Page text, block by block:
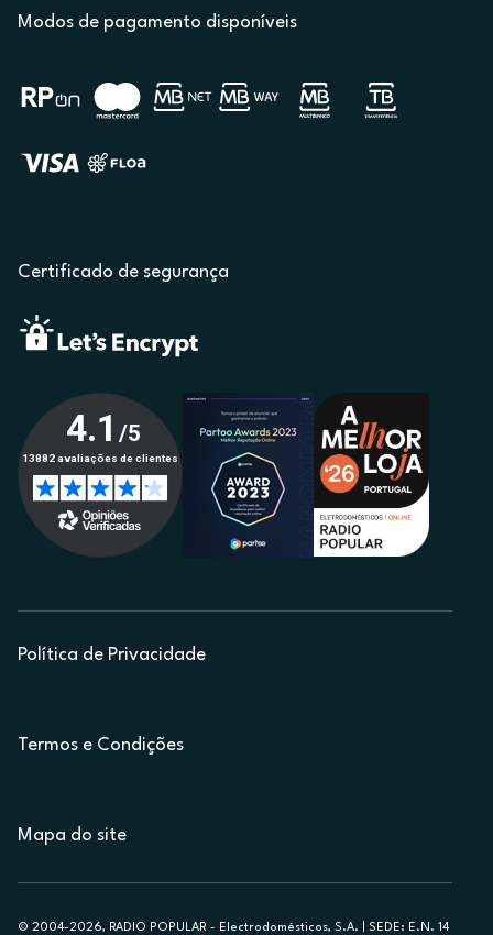
Modos de pagamento disponíveis
Certificado de segurança
Política de Privacidade
Termos e Condições
Mapa do site
© 2004-2026, RADIO POPULAR - Electrodomésticos, S.A. | SEDE: E.N. 14